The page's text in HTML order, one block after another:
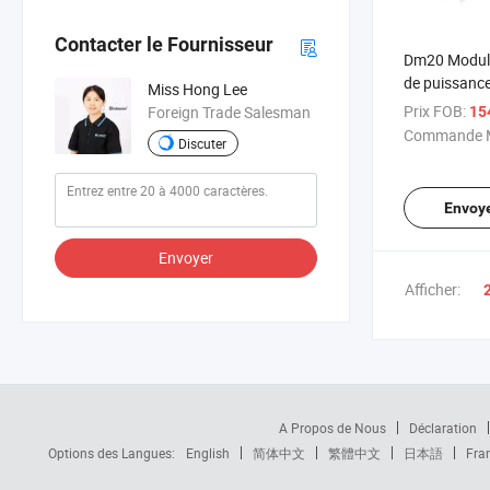
Contacter le Fournisseur
Miss Hong Lee
Foreign Trade Salesman
Discuter
Envoyer
Dm20
de
haut-
caisson de
Prix FOB:
Commande
Afficher:
A Propos de Nous
Déclaration
Options des Langues:
English 简体中文 繁體中文 日本語